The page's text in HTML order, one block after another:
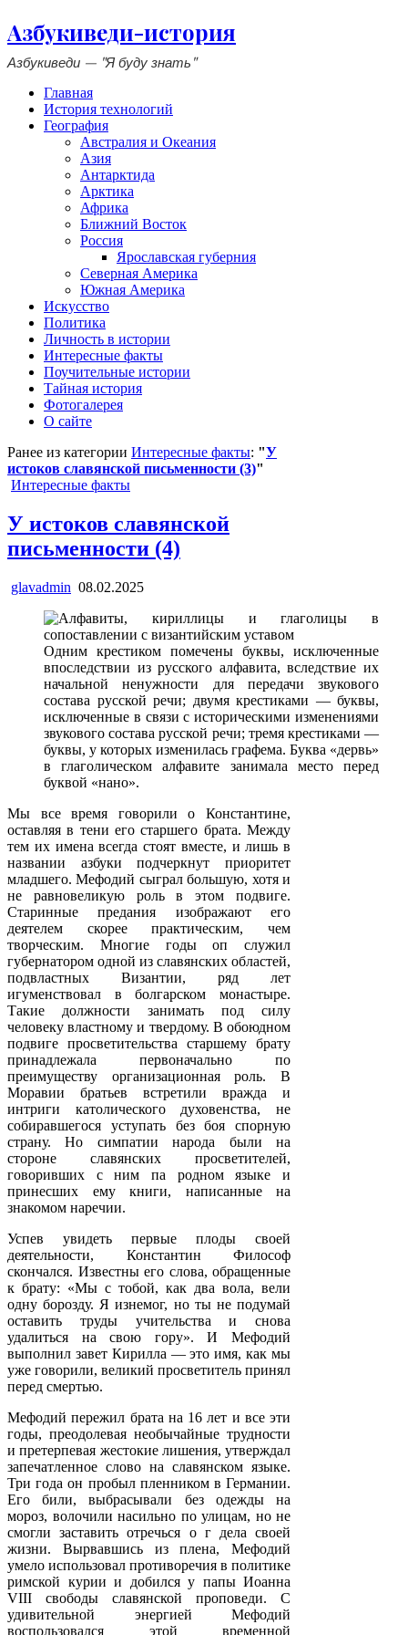
Азбукиведи-история
Азбукиведи — "Я буду знать"
Главная
История технологий
География
Австралия и Океания
Азия
Антарктида
Арктика
Африка
Ближний Восток
Россия
Ярославская губерния
Северная Америка
Южная Америка
Искусство
Политика
Личность в истории
Интересные факты
Поучительные истории
Тайная история
Фотогалерея
О сайте
Ранее из категории Интересные факты: "У
истоков славянской письменности (3)"
Posted
Интересные факты
У истоков славянской
письменности (4)
glavadmin 08.02.2025
Одним крестиком помечены буквы, исключенные
впоследствии из русского алфавита, вследствие их
начальной ненужности для передачи звукового
состава русской речи; двумя крестиками — буквы,
исключенные в связи с историческими изменениями
звукового состава русской речи; тремя крестиками —
буквы, у которых изменилась графема. Буква «дервь»
в глаголическом алфавите занимала место перед
буквой «нано».
Мы все время говорили о Константине,
оставляя в тени его старшего брата. Между
тем их имена всегда стоят вместе, и лишь в
названии азбуки подчеркнут приоритет
младшего. Мефодий сыграл большую, хотя и
не равновеликую роль в этом подвиге.
Старинные предания изображают его
деятелем скорее практическим, чем
творческим. Многие годы оп служил
губернатором одной из славянских областей,
подвластных Византии, ряд лет
игуменствовал в болгарском монастыре.
Такие должности занимать под силу
человеку властному и твердому. В обоюдном
подвиге просветительства старшему брату
принадлежала первоначально по
преимуществу организационная роль. В
Моравии братьев встретили вражда и
интриги католического духовенства, не
собиравшегося уступать без боя спорную
страну. Но симпатии народа были на
стороне славянских просветителей,
говоривших с ним па родном языке и
принесших ему книги, написанные на
знакомом наречии.
Успев увидеть первые плоды своей
деятельности, Константин Философ
скончался. Известны его слова, обращенные
к брату: «Мы с тобой, как два вола, вели
одну борозду. Я изнемог, но ты не подумай
оставить труды учительства и снова
удалиться на свою гору». И Мефодий
выполнил завет Кирилла — это имя, как мы
уже говорили, великий просветитель принял
перед смертью.
Мефодий пережил брата на 16 лет и все эти
годы, преодолевая необычайные трудности
и претерпевая жестокие лишения, утверждал
запечатленное слово на славянском языке.
Три года он пробыл пленником в Германии.
Его били, выбрасывали без одежды на
мороз, волочили насильно по улицам, но не
смогли заставить отречься о г дела своей
жизни. Вырвавшись из плена, Мефодий
умело использовал противоречия в политике
римской курии и добился у папы Иоанна
VIII свободы славянской проповеди. С
удивительной энергией Мефодий
воспользовался этой временной